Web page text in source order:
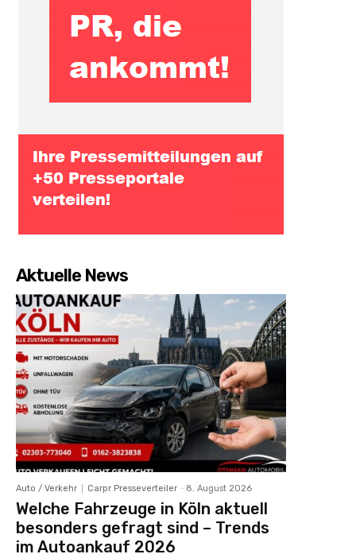
Aktuelle News
Auto / Verkehr Carpr Presseverteiler - 8. August 2026
Welche Fahrzeuge in Köln aktuell
besonders gefragt sind – Trends
im Autoankauf 2026